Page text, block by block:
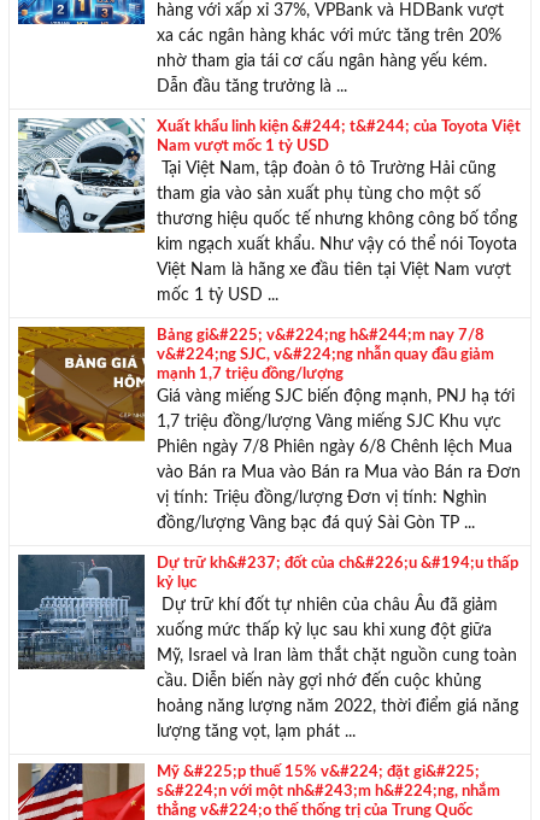
hàng với xấp xỉ 37%, VPBank và HDBank vượt
xa các ngân hàng khác với mức tăng trên 20%
nhờ tham gia tái cơ cấu ngân hàng yếu kém.
Dẫn đầu tăng trưởng là ...
Xuất khẩu linh kiện &#244; t&#244; của Toyota Việt
Nam vượt mốc 1 tỷ USD
Tại Việt Nam, tập đoàn ô tô Trường Hải cũng
tham gia vào sản xuất phụ tùng cho một số
thương hiệu quốc tế nhưng không công bố tổng
kim ngạch xuất khẩu. Như vậy có thể nói Toyota
Việt Nam là hãng xe đầu tiên tại Việt Nam vượt
mốc 1 tỷ USD ...
Bảng gi&#225; v&#224;ng h&#244;m nay 7/8
v&#224;ng SJC, v&#224;ng nhẫn quay đầu giảm
mạnh 1,7 triệu đồng/lượng
Giá vàng miếng SJC biến động mạnh, PNJ hạ tới
1,7 triệu đồng/lượng Vàng miếng SJC Khu vực
Phiên ngày 7/8 Phiên ngày 6/8 Chênh lệch Mua
vào Bán ra Mua vào Bán ra Mua vào Bán ra Đơn
vị tính: Triệu đồng/lượng Đơn vị tính: Nghìn
đồng/lượng Vàng bạc đá quý Sài Gòn TP ...
Dự trữ kh&#237; đốt của ch&#226;u &#194;u thấp
kỷ lục
Dự trữ khí đốt tự nhiên của châu Âu đã giảm
xuống mức thấp kỷ lục sau khi xung đột giữa
Mỹ, Israel và Iran làm thắt chặt nguồn cung toàn
cầu. Diễn biến này gợi nhớ đến cuộc khủng
hoảng năng lượng năm 2022, thời điểm giá năng
lượng tăng vọt, lạm phát ...
Mỹ &#225;p thuế 15% v&#224; đặt gi&#225;
s&#224;n với một nh&#243;m h&#224;ng, nhắm
thẳng v&#224;o thế thống trị của Trung Quốc